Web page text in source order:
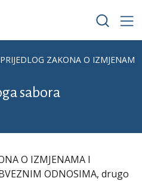
ZAKONA O
sabora
O IZMJENAMA I
ODNOSIMA, drugo